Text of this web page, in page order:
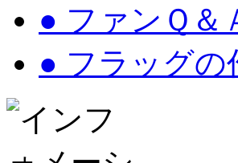
● ファンＱ＆
● フラッグの